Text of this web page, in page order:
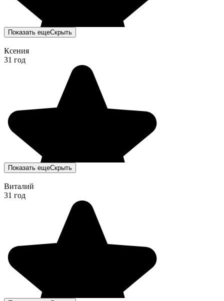
Показать ещеСкрыть
Ксения
31 год
Показать ещеСкрыть
Виталий
31 год